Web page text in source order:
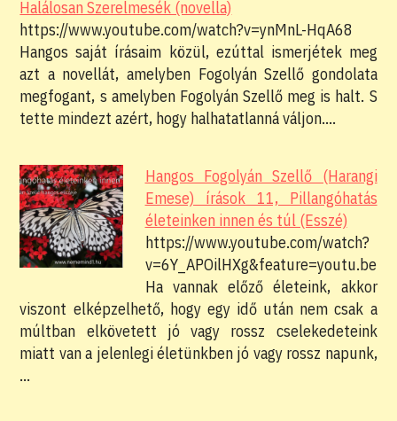
Halálosan Szerelmesék (novella)
https://www.youtube.com/watch?v=ynMnL-HqA68
Hangos saját írásaim közül, ezúttal ismerjétek meg
azt a novellát, amelyben Fogolyán Szellő gondolata
megfogant, s amelyben Fogolyán Szellő meg is halt. S
tette mindezt azért, hogy halhatatlanná váljon.…
Hangos Fogolyán Szellő (Harangi
Emese) írások 11, Pillangóhatás
életeinken innen és túl (Esszé)
https://www.youtube.com/watch?
v=6Y_APOilHXg&feature=youtu.be
Ha vannak előző életeink, akkor
viszont elképzelhető, hogy egy idő után nem csak a
múltban elkövetett jó vagy rossz cselekedeteink
miatt van a jelenlegi életünkben jó vagy rossz napunk,
…